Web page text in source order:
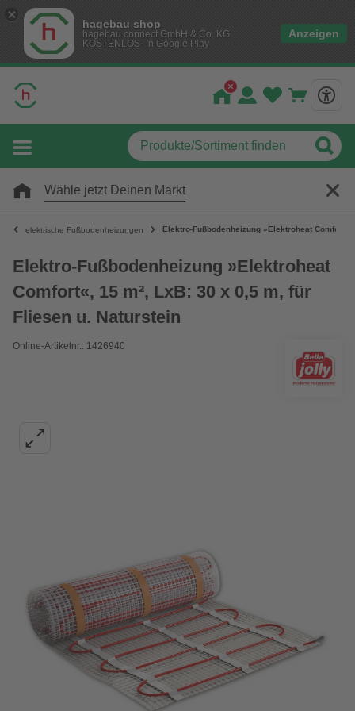
hagebau shop
hagebau connect GmbH & Co. KG
KOSTENLOS- In Google Play
Anzeigen
Wähle jetzt Deinen Markt
elektrische Fußbodenheizungen Elektro-Fußbodenheizung »Elektroheat
Elektro-Fußbodenheizung »Elektroheat
Comfort«, 15 m², LxB: 30 x 0,5 m, für
Fliesen u. Naturstein
Online-Artikelnr.: 1426940